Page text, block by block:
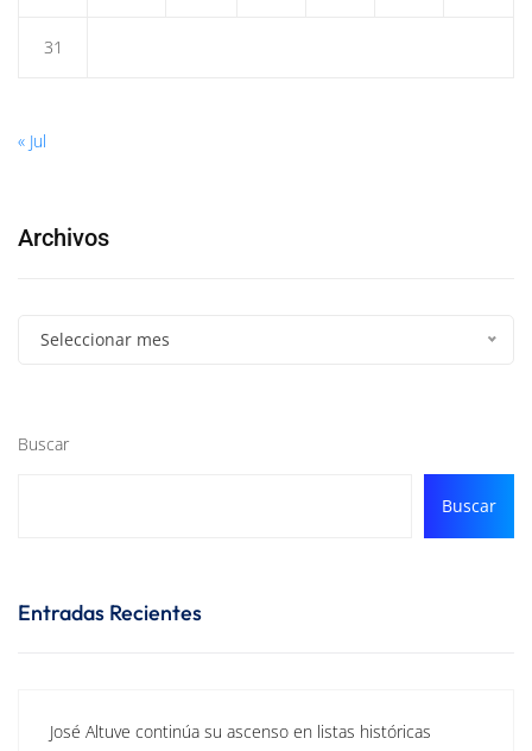
31
« Jul
Archivos
Seleccionar mes
Buscar
Buscar
Entradas Recientes
José Altuve continúa su ascenso en listas históricas